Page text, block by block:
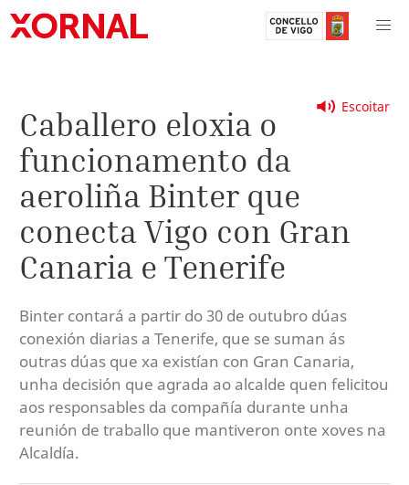
Escoitar
Caballero eloxia o
funcionamento da
aeroliña Binter que
conecta Vigo con Gran
Canaria e Tenerife
Binter contará a partir do 30 de outubro dúas
conexión diarias a Tenerife, que se suman ás
outras dúas que xa existían con Gran Canaria,
unha decisión que agrada ao alcalde quen felicitou
aos responsables da compañía durante unha
reunión de traballo que mantiveron onte xoves na
Alcaldía.